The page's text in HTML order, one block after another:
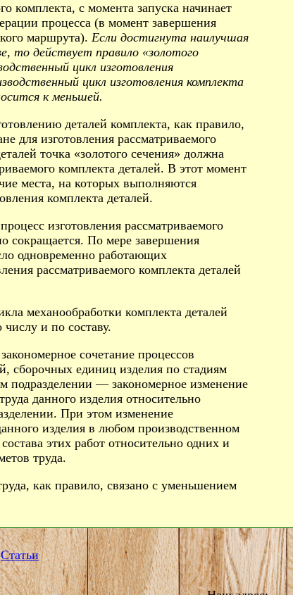
комплекта, с момента запуска начинает
процесса (в момент завершения
маршрута). Если достигнута наилучшая
то действует правило «золотого
цикл изготовления
цикл изготовления комплекта
к меньшей.
деталей комплекта, как правило,
для изготовления рассматриваемого
точка «золотого сечения» должна
комплекта деталей. В этот момент
места, на которых выполняются
комплекта деталей.
изготовления рассматриваемого
сокращается. По мере завершения
одновременно работающих
рассматриваемого комплекта деталей
механообработки комплекта деталей
и по составу.
сочетание процессов
сборочных единиц изделия по стадиям
подразделении — закономерное изменение
данного изделия относительно
При этом изменение
изделия в любом производственном
этих работ относительно одних и
труда.
как правило, связано с уменьшением
Статьи